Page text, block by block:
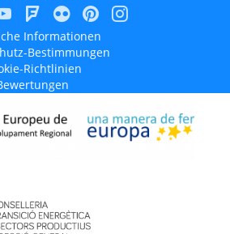
Informationen
Bestimmungen
Richtlinien